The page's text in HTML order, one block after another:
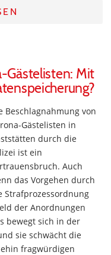
Gästelisten: Mit
Beschlagnahmung von
Gästelisten in
durch die
ist ein
Auch
das Vorgehen durch
Strafprozessordnung
der Anordnungen
bewegt sich in der
sie schwächt die
fragwürdigen